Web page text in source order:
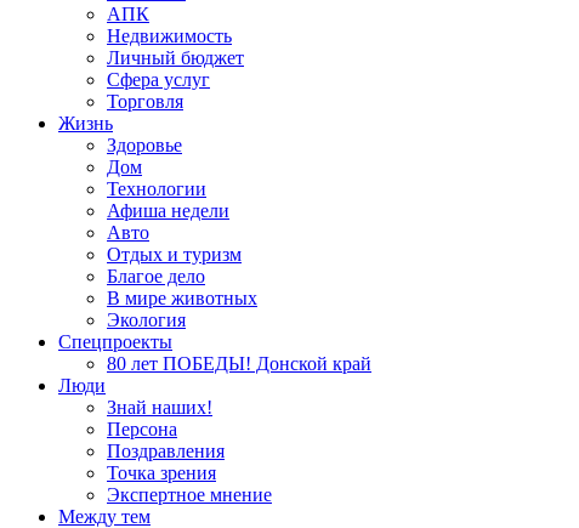
АПК
Недвижимость
Личный бюджет
Сфера услуг
Торговля
Жизнь
Здоровье
Дом
Технологии
Афиша недели
Авто
Отдых и туризм
Благое дело
В мире животных
Экология
Спецпроекты
80 лет ПОБЕДЫ! Донской край
Люди
Знай наших!
Персона
Поздравления
Точка зрения
Экспертное мнение
Между тем